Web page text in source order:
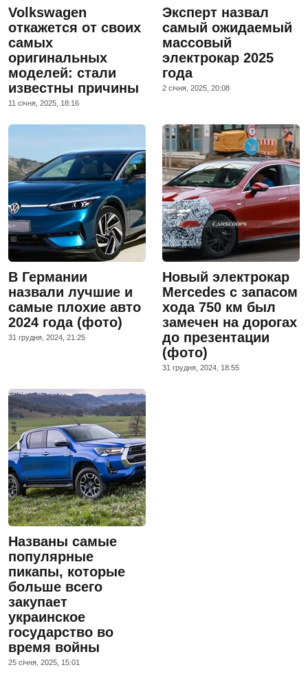
Volkswagen
откажется от своих
самых
оригинальных
моделей: стали
известны причины
11 сiчня, 2025, 18:16
Эксперт назвал
самый ожидаемый
массовый
электрокар 2025
года
2 сiчня, 2025, 20:08
В Германии
назвали лучшие и
самые плохие авто
2024 года (фото)
31 грудня, 2024, 21:25
Новый электрокар
Mercedes с запасом
хода 750 км был
замечен на дорогах
до презентации
(фото)
31 грудня, 2024, 18:55
Названы самые
популярные
пикапы, которые
больше всего
закупает
украинское
государство во
время войны
25 сiчня, 2025, 15:01